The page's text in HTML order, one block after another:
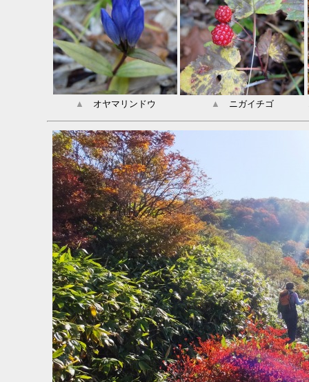
▲ オヤマリンドウ ▲ ニガイチゴ